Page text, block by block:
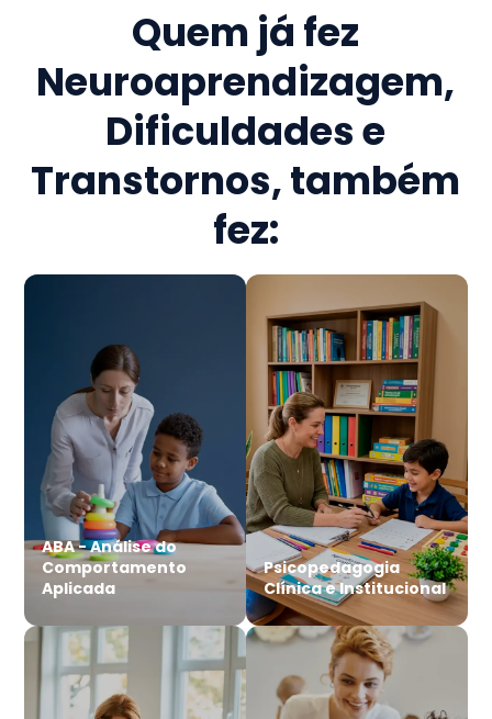
Quem já fez
Neuroaprendizagem,
Dificuldades e
Transtornos, também
fez:
ABA - Análise do
Comportamento
Aplicada
Psicopedagogia
Clínica e Institucional